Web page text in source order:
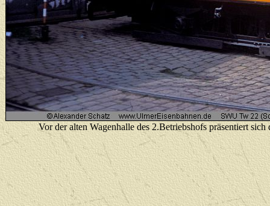
Vor der alten Wagenhalle des 2.Betriebshofs präsentiert